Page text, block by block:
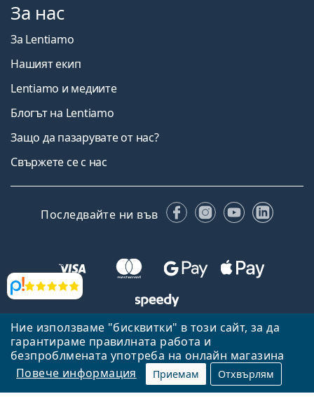
Ние използваме "бисквитки" в този сайт, за да
гарантираме правилната работа и
безпроблмената употреба на онлайн магазина
Повече информация
Приемам Отхвърлям
Прегледи
За нас
За Lentiamo
Нашият екип
Lentiamo и медиите
Блогът на Lentiamo
Защо да пазарувате от нас?
Свържете се с нас
Последвайте ни във FacebookInstagram
YouTube
Назад към началната страница
Нагоре
Lentiamo.bg е собственост и се управлява от Lentiamo s.r.o.,
Република Чехия
Тук сме за вас в продължение на 18 години.